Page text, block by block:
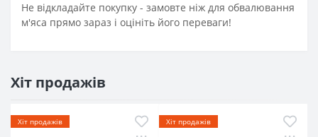
Не відкладайте покупку - замовте ніж для обвалювання
м'яса прямо зараз і оцініть його переваги!
Хіт продажів
Хіт продажів Хіт продажів